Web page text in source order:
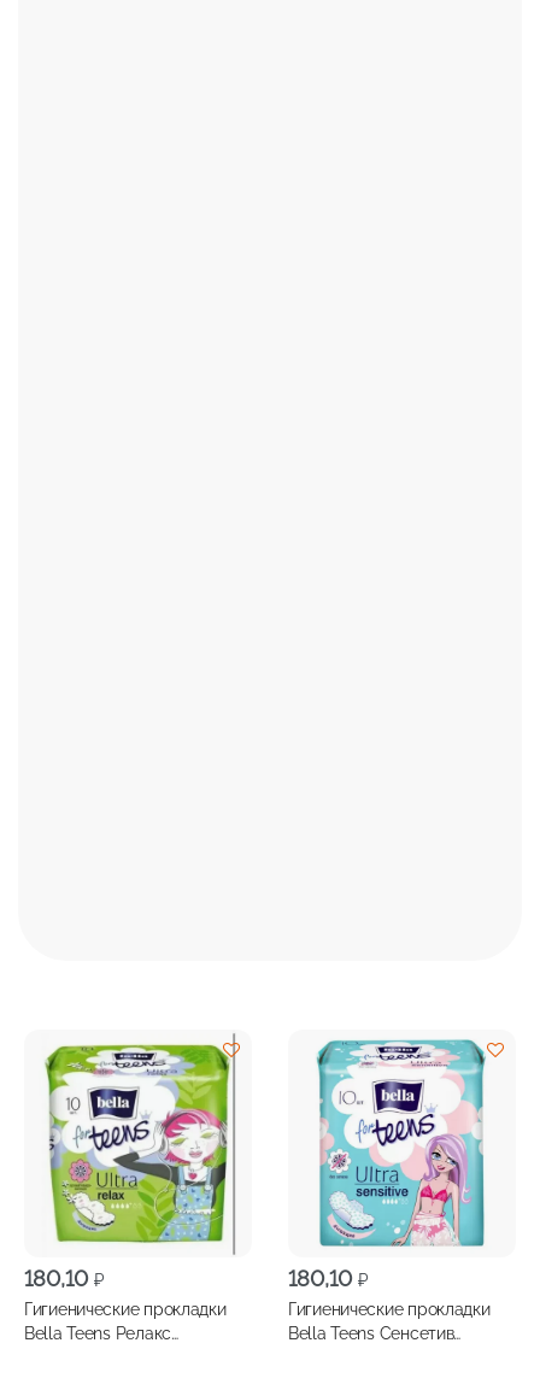
180,10 ₽
Гигиенические прокладки
Bella Teens Релакс
180,10 ₽
Гигиенические прокладки
Bella Teens Сенсетив